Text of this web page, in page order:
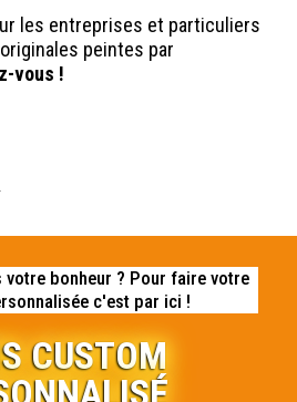
les entreprises et particuliers
peintes par
vous !
votre bonheur ? Pour faire votre
c'est par ici !
CUSTOM